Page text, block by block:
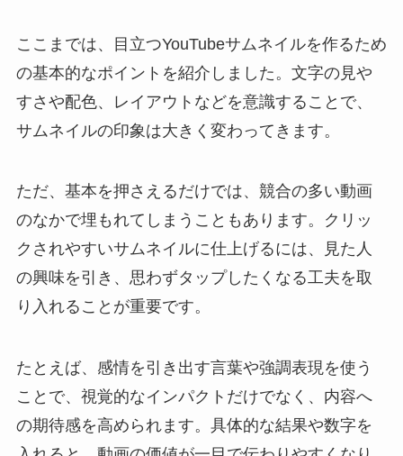
ここまでは、目立つYouTubeサムネイルを作るため
の基本的なポイントを紹介しました。文字の見や
すさや配色、レイアウトなどを意識することで、
サムネイルの印象は大きく変わってきます。
ただ、基本を押さえるだけでは、競合の多い動画
のなかで埋もれてしまうこともあります。クリッ
クされやすいサムネイルに仕上げるには、見た人
の興味を引き、思わずタップしたくなる工夫を取
り入れることが重要です。
たとえば、感情を引き出す言葉や強調表現を使う
ことで、視覚的なインパクトだけでなく、内容へ
の期待感を高められます。具体的な結果や数字を